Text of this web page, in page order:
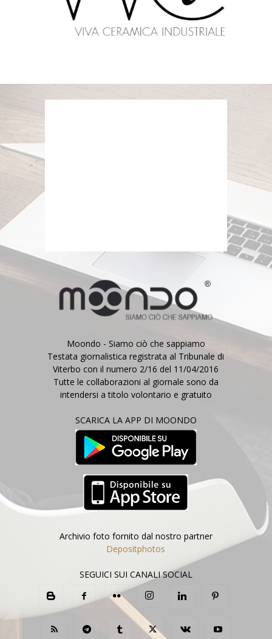
Moondo - Siamo ciò che sappiamo
Testata giornalistica registrata al Tribunale di
Viterbo con il numero 2/16 del 11/04/2016
Tutte le collaborazioni al giornale sono da
intendersi a titolo volontario e gratuito
SCARICA LA APP DI MOONDO
Archivio foto fornito dal nostro partner
Depositphotos
SEGUICI SUI CANALI SOCIAL